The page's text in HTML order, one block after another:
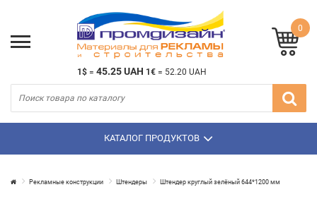
1$ = 45.25 UAH 1€ = 52.20 UAH
0
КАТАЛОГ ПРОДУКТОВ
Рекламные конструкции Штендеры Штендер круглый зелёный 644*1200 мм